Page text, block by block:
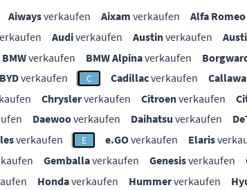
Aiwaysverkaufen Aixam verkaufen Alfa Romeo
Audiverkaufen Austinverkaufen
BMWverkaufen BMW Alpinaverkaufen
BYDverkaufen C Cadillacverkaufen
Chryslerverkaufen Citroenverkaufen
Daewooverkaufen Daihatsu verkaufen
verkaufen E e.GOverkaufen Elaris
Gemballaverkaufen Genesisverkaufen
Hondaverkaufen Hummerverkaufen